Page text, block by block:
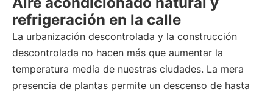
refrigeración en la calle
La urbanización descontrolada y la construcción
descontrolada no hacen más que aumentar la
temperatura media de nuestras ciudades. La mera
presencia de plantas permite un descenso de hasta